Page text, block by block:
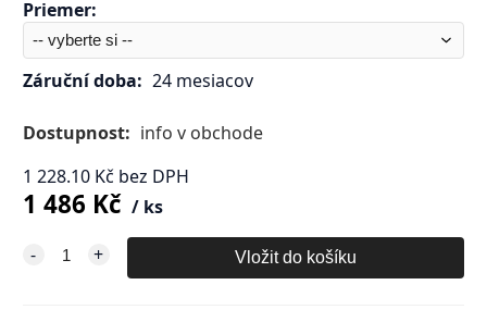
Priemer:
Záruční doba: 24 mesiacov
Dostupnost: info v obchode
1 228.10Kč bez DPH
1 486 Kč ks